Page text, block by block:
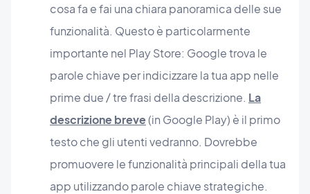
cosa fa e fai una chiara panoramica delle sue
funzionalità. Questo è particolarmente
importante nel Play Store: Google trova le
parole chiave per indicizzare la tua app nelle
prime due / tre frasi della descrizione. La
descrizione breve(in Google Play) è il primo
testo che gli utenti vedranno. Dovrebbe
promuovere le funzionalità principali della tua
app utilizzando parole chiave strategiche.